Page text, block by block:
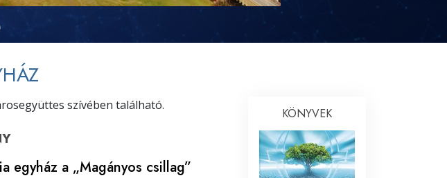
Kivizsgálások
A tanulás technológiája
Kommunikáció
szívében található.
egyház a „Magányos csillag”
KÖNYVEK